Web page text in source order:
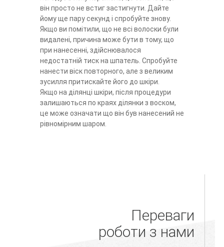
він просто не встиг застигнути. Дайте
йому ще пару секунд і спробуйте знову.
Якщо ви помітили, що не всі волоски були
видалені, причина може бути в тому, що
при нанесенні, здійснювалося
недостатній тиск на шпатель. Спробуйте
нанести віск повторного, але з великим
зусилля притискайте його до шкіри.
Якщо на ділянці шкіри, після процедури
залишаються по краях ділянки з воском,
це може означати що він був нанесений не
рівномірним шаром.
Переваги
роботи з нами